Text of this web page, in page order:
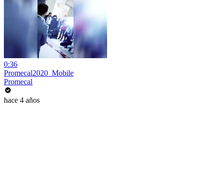
0:36
Promecal2020_Mobile
Promecal
hace 4 años